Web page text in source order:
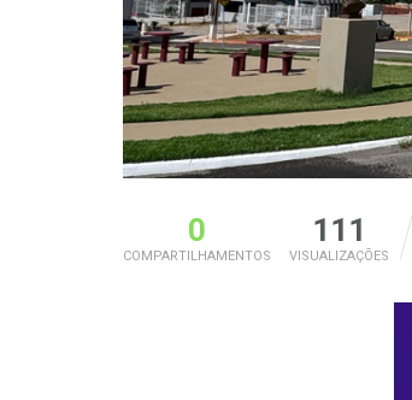
0
COMPARTILHAMENTOS
111
VISUALIZAÇÕES